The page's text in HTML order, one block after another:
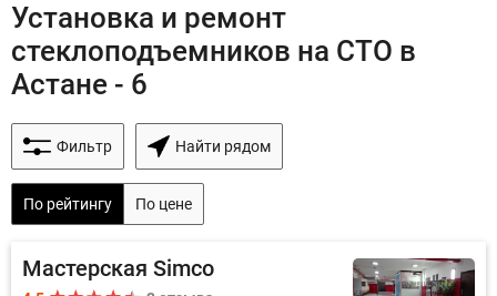
Установка и ремонт
стеклоподъемников на СТО в
Астане - 6
Фильтр Найти рядом
По рейтингу По цене
Мастерская Simco